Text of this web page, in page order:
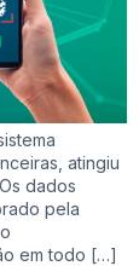
atingiu
dados
pela
em todo […]